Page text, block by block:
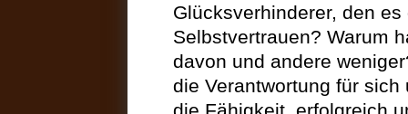
Glücksverhinderer, den
Selbstvertrauen? Warum
davon und andere
die Verantwortung für
die Fähigkeit, erfolgreich